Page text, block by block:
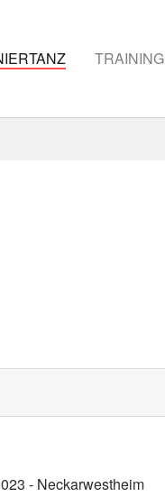
TRAINING
- Neckarwestheim